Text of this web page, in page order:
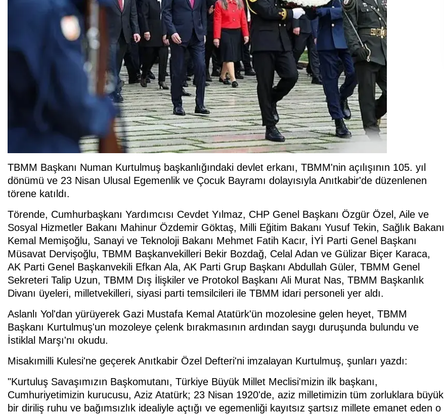
TBMM Başkanı Numan Kurtulmuş başkanlığındaki devlet erkanı, TBMM'nin açılışının 105. yıl
dönümü ve 23 Nisan Ulusal Egemenlik ve Çocuk Bayramı dolayısıyla Anıtkabir'de düzenlenen
törene katıldı.
Törende, Cumhurbaşkanı Yardımcısı Cevdet Yılmaz, CHP Genel Başkanı Özgür Özel, Aile ve
Sosyal Hizmetler Bakanı Mahinur Özdemir Göktaş, Milli Eğitim Bakanı Yusuf Tekin, Sağlık Bakanı
Kemal Memişoğlu, Sanayi ve Teknoloji Bakanı Mehmet Fatih Kacır, İYİ Parti Genel Başkanı
Müsavat Dervişoğlu, TBMM Başkanvekilleri Bekir Bozdağ, Celal Adan ve Gülizar Biçer Karaca,
AK Parti Genel Başkanvekili Efkan Ala, AK Parti Grup Başkanı Abdullah Güler, TBMM Genel
Sekreteri Talip Uzun, TBMM Dış İlişkiler ve Protokol Başkanı Ali Murat Nas, TBMM Başkanlık
Divanı üyeleri, milletvekilleri, siyasi parti temsilcileri ile TBMM idari personeli yer aldı.
Aslanlı Yol'dan yürüyerek Gazi Mustafa Kemal Atatürk'ün mozolesine gelen heyet, TBMM
Başkanı Kurtulmuş'un mozoleye çelenk bırakmasının ardından saygı duruşunda bulundu ve
İstiklal Marşı'nı okudu.
Misakımilli Kulesi'ne geçerek Anıtkabir Özel Defteri'ni imzalayan Kurtulmuş, şunları yazdı:
"Kurtuluş Savaşımızın Başkomutanı, Türkiye Büyük Millet Meclisi'mizin ilk başkanı,
Cumhuriyetimizin kurucusu, Aziz Atatürk; 23 Nisan 1920'de, aziz milletimizin tüm zorluklara büyük
bir diriliş ruhu ve bağımsızlık idealiyle açtığı ve egemenliği kayıtsız şartsız millete emanet eden o